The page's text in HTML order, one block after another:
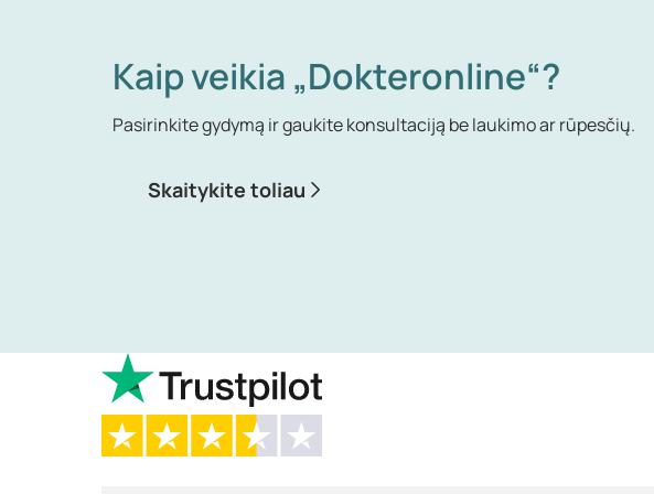
Kaip veikia „Dokteronline“?
Pasirinkite gydymą ir gaukite konsultaciją be laukimo ar rūpesčių.
Skaitykite toliau